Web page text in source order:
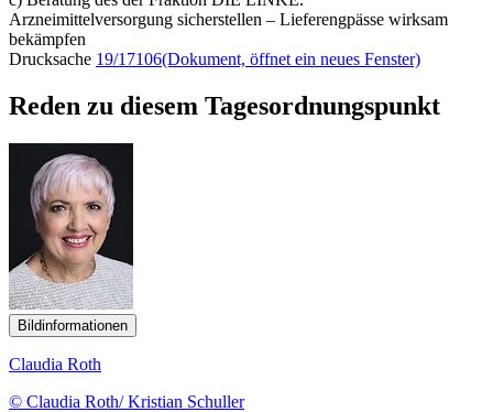
Arzneimittelversorgung sicherstellen – Lieferengpässe wirksam
bekämpfen
Drucksache 19/17106(Dokument, öffnet ein neues Fenster)
Reden zu diesem Tagesordnungspunkt
Bildinformationen
Claudia Roth
© Claudia Roth/ Kristian Schuller